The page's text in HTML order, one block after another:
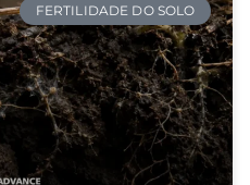
FERTILIDADE DO SOLO